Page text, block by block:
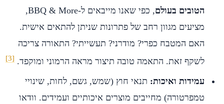
הטובים בעולם
, כפי שאנו מייבאים ל-BBQ & More,
מציעים מגוון רחב של פתרונות שניתן להתאים אישית.
האם המטבח כפרי? מודרני? תעשייתי? התאורה צריכה
לשקף זאת. התאמה טובה תיצור מראה הרמוני ומוקפד. [3]
עמידות ואיכות: תנאי חוץ (שמש, גשם, לחות, שינויי
טמפרטורה) מחייבים מוצרים איכותיים ועמידים. וודאו